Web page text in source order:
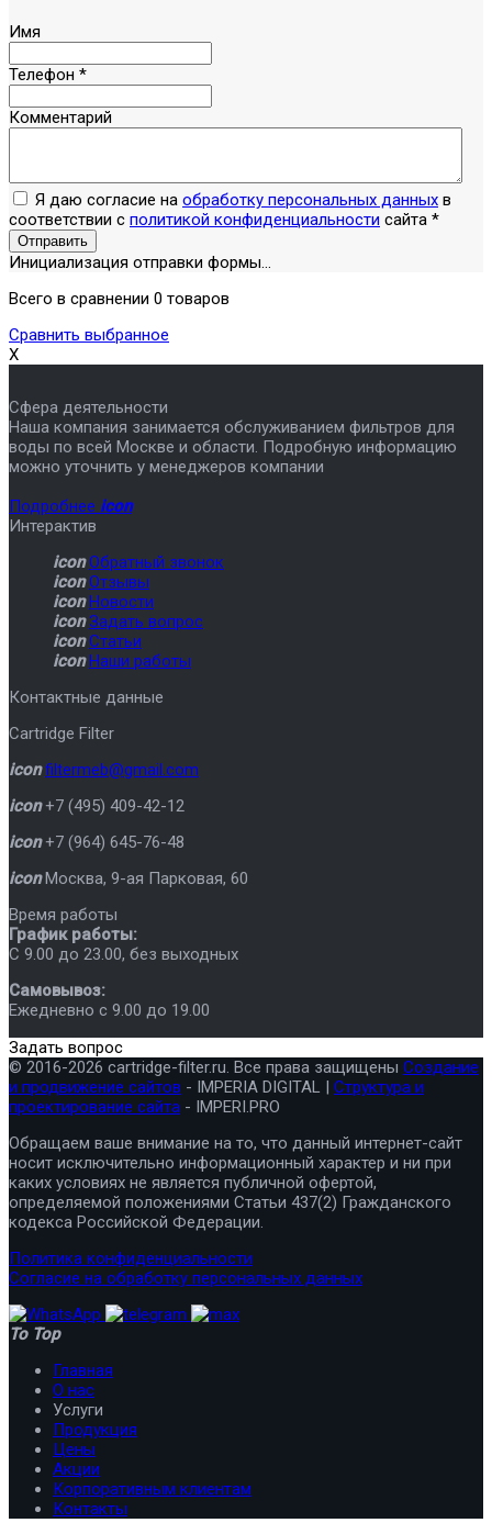
Имя
Телефон *
Комментарий
Я даю согласие на обработку персональных данных в
соответствии с политикой конфиденциальности сайта *
Отправить
Инициализация отправки формы...
Всего в сравнении 0 товаров
Сравнить выбранное
X
Сфера деятельности
Наша компания занимается обслуживанием фильтров для
воды по всей Москве и области. Подробную информацию
можно уточнить у менеджеров компании
Подробнее icon
Интерактив
icon Обратный звонок
icon Отзывы
icon Новости
icon Задать вопрос
icon Статьи
icon Наши работы
Контактные данные
Cartridge Filter
icon filtermeb@gmail.com
icon +7 (495) 409-42-12
icon +7 (964) 645-76-48
icon Москва, 9-ая Парковая, 60
Время работы
График работы:
C 9.00 до 23.00, без выходных
Самовывоз:
Ежедневно с 9.00 до 19.00
Задать вопрос
© 2016-2026 cartridge-filter.ru. Все права защищены Создание
и продвижение сайтов - IMPERIA DIGITAL | Структура и
проектирование сайта - IMPERI.PRO
Обращаем ваше внимание на то, что данный интернет-сайт
носит исключительно информационный характер и ни при
каких условиях не является публичной офертой,
определяемой положениями Статьи 437(2) Гражданского
кодекса Российской Федерации.
Политика конфиденциальности
Согласие на обработку персональных данных
To Top
Главная
О нас
Услуги
Продукция
Цены
Акции
Корпоративным клиентам
Контакты